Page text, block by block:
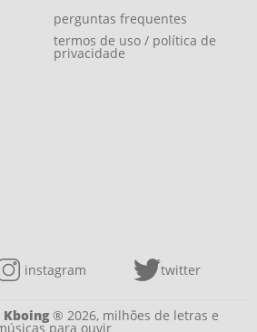
perguntas frequentes
termos de uso / política de
privacidade
instagram twitter
Kboing® 2026, milhões de letras e
para ouvir